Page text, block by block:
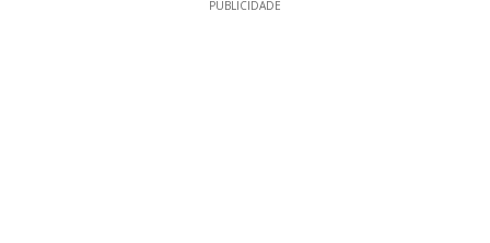
PUBLICIDADE